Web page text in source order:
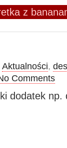
z
Aktualności,
Comments
dodatek np.